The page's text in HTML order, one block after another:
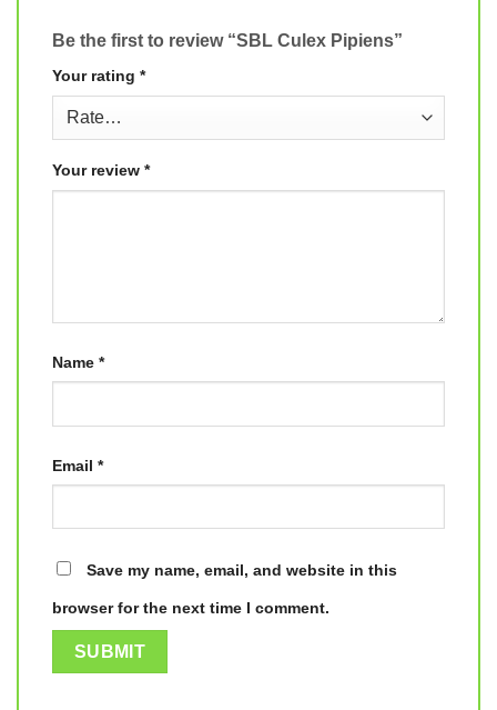
Be the first to review “SBL Culex Pipiens”
Your rating *
Your review *
Name *
Email *
Save my name, email, and website in this
browser for the next time I comment.